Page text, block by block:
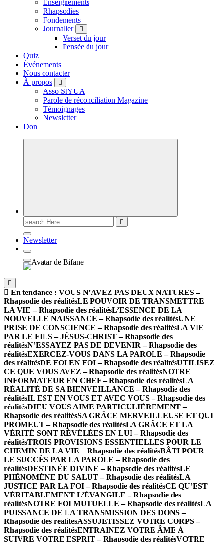
Enseignements
Rhapsodies
Fondements
Journalier
Verset du jour
Pensée du jour
Quiz
Événements
Nous contacter
À propos
Asso SIYUA
Parole de réconciliation Magazine
Témoignages
Newsletter
Don
Newsletter
En tendance : VOUS N’AVEZ PAS DEUX NATURES –
Rhapsodie des réalitésLE POUVOIR DE TRANSMETTRE
LA VIE – Rhapsodie des réalitésL’ESSENCE DE LA
NOUVELLE NAISSANCE – Rhapsodie des réalitésUNE
PRISE DE CONSCIENCE – Rhapsodie des réalitésLA VIE
PAR LE FILS – JÉSUS-CHRIST – Rhapsodie des
réalitésN’ESSAYEZ PAS DE DEVENIR – Rhapsodie des
réalitésEXERCEZ-VOUS DANS LA PAROLE – Rhapsodie
des réalitésDE FOI EN FOI – Rhapsodie des réalitésUTILISEZ
CE QUE VOUS AVEZ – Rhapsodie des réalitésNOTRE
INFORMATEUR EN CHEF – Rhapsodie des réalitésLA
RÉALITÉ DE SA BIENVEILLANCE – Rhapsodie des
réalitésIL EST EN VOUS ET AVEC VOUS – Rhapsodie des
réalitésDIEU VOUS AIME PARTICULIÈREMENT –
Rhapsodie des réalitésSA GRÂCE MERVEILLEUSE ET QUI
PROMEUT – Rhapsodie des réalitésLA GRÂCE ET LA
VÉRITÉ SONT RÉVÉLÉES EN LUI – Rhapsodie des
réalitésTROIS PROVISIONS ESSENTIELLES POUR LE
CHEMIN DE LA VIE – Rhapsodie des réalitésBÂTI POUR
LE SUCCÈS PAR LA PAROLE – Rhapsodie des
réalitésDESTINÉE DIVINE – Rhapsodie des réalitésLE
PHÉNOMÈNE DU SALUT – Rhapsodie des réalitésLA
JUSTICE PAR LA FOI – Rhapsodie des réalitésCE QU’EST
VÉRITABLEMENT L’ÉVANGILE – Rhapsodie des
réalitésNOTRE FOI MUTUELLE – Rhapsodie des réalitésLA
PUISSANCE DE LA TRANSMISSION DES DONS –
Rhapsodie des réalitésASSUJETISSEZ VOTRE CORPS –
Rhapsodie des réalitésENTRAINEZ VOTRE ÂME À
SUIVRE VOTRE ESPRIT – Rhapsodie des réalitésVOTRE